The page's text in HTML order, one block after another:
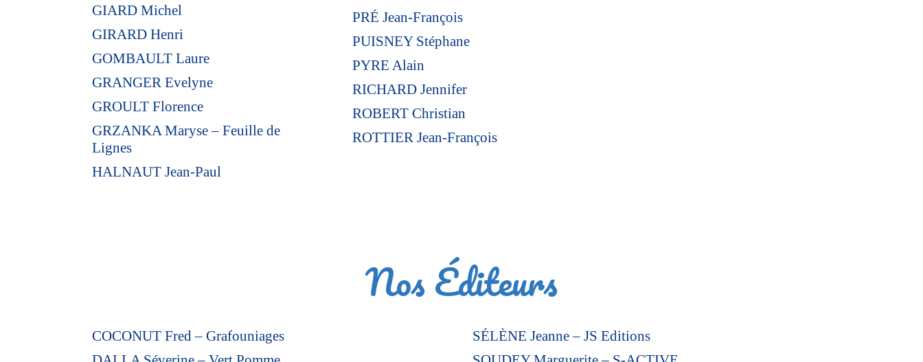
GIARD Michel
GIRARD Henri
GOMBAULT Laure
GRANGER Evelyne
GROULT Florence
GRZANKA Maryse – Feuille de
Lignes
HALNAUT Jean-Paul
PRÉ Jean-François
PUISNEY Stéphane
PYRE Alain
RICHARD Jennifer
ROBERT Christian
ROTTIER Jean-François
Nos Éditeurs
COCONUT Fred – Grafouniages
SÉLÈNE Jeanne – JS Editions